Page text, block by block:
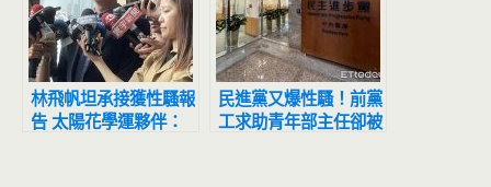
林飛帆坦承接獲性騷報
告 太陽花學運夥伴：
民進黨又爆性騷！前黨
工求助青年部主任卻被